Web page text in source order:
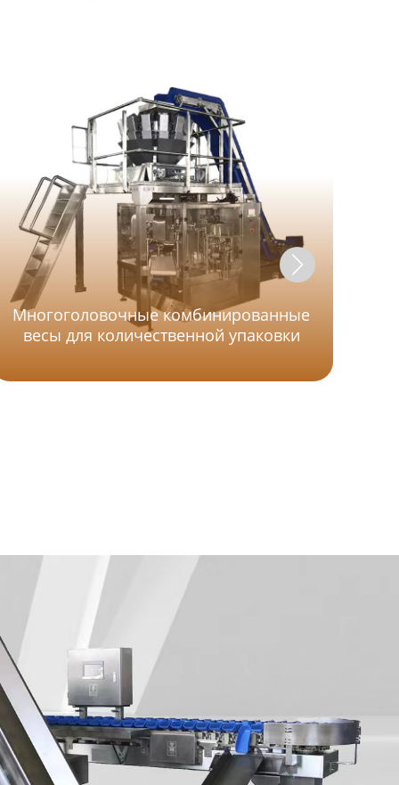
Многоголовочные комбинированные
весы для количественной упаковки